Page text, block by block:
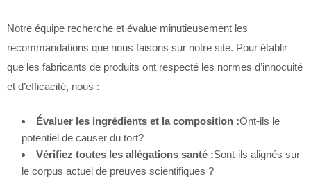
Notre équipe recherche et évalue minutieusement les
recommandations que nous faisons sur notre site. Pour établir
que les fabricants de produits ont respecté les normes d’innocuité
et d’efficacité, nous :
Évaluer les ingrédients et la composition :Ont-ils le
potentiel de causer du tort?
Vérifiez toutes les allégations santé :Sont-ils alignés sur
le corpus actuel de preuves scientifiques ?